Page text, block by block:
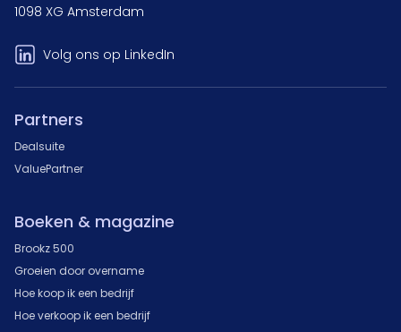
1098 XG Amsterdam
Volg ons op LinkedIn
Partners
Dealsuite
ValuePartner
Boeken & magazine
Brookz 500
Groeien door overname
Hoe koop ik een bedrijf
Hoe verkoop ik een bedrijf